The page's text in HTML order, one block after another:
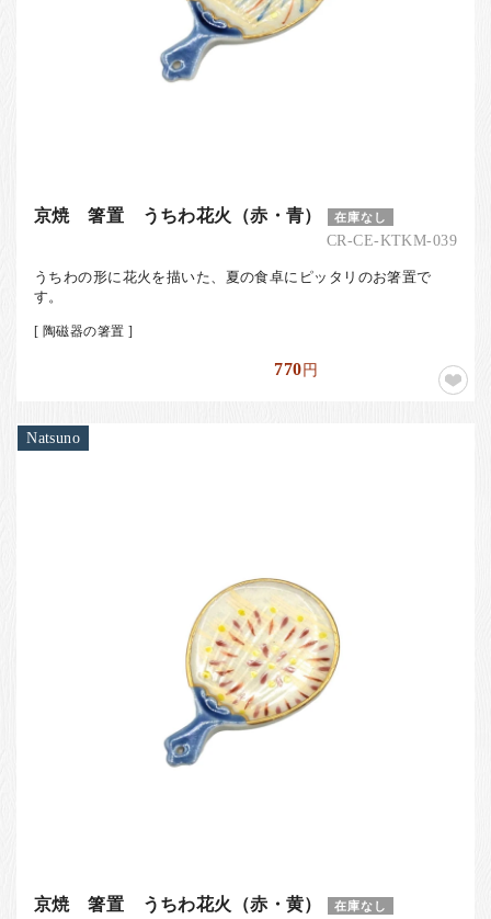
京焼 箸置 うちわ花火（赤・青） 在庫なし
CR-CE-KTKM-039
うちわの形に花火を描いた、夏の食卓にピッタリのお箸置で
す。
[ 陶磁器の箸置 ]
770円
Natsuno
京焼 箸置 うちわ花火（赤・黄） 在庫なし